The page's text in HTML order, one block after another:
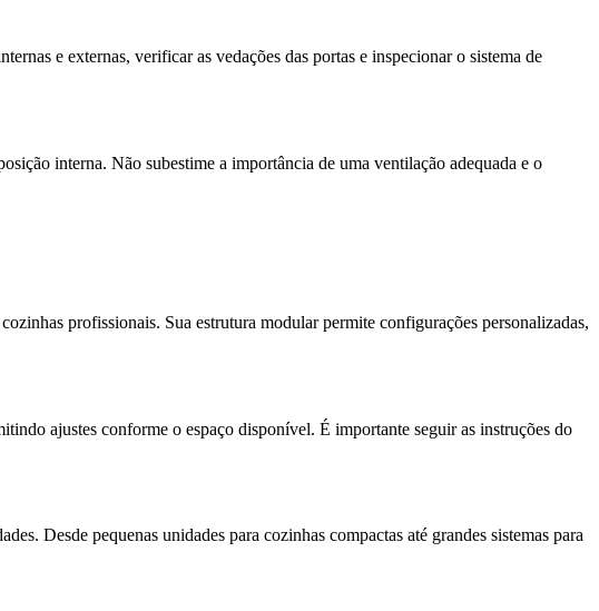
e externas, verificar as vedações das portas e inspecionar o sistema de
interna. Não subestime a importância de uma ventilação adequada e o
profissionais. Sua estrutura modular permite configurações personalizadas,
ajustes conforme o espaço disponível. É importante seguir as instruções do
Desde pequenas unidades para cozinhas compactas até grandes sistemas para